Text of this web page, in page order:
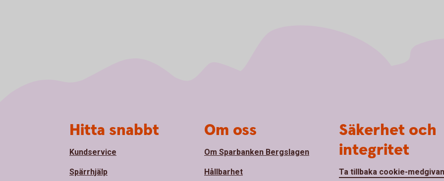
Hitta snabbt
Kundservice
Spärrhjälp
Om oss
Om Sparbanken Bergslagen
Hållbarhet
Säkerhet och
integritet
Ta tillbaka cookie-